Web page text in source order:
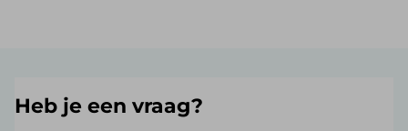
Heb je een vraag?